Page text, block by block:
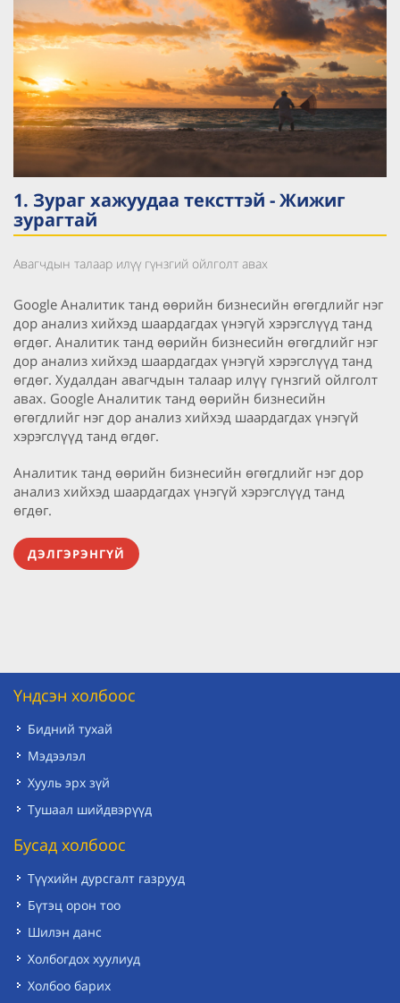
1. Зураг хажуудаа тексттэй - Жижиг
зурагтай
Авагчдын талаар илүү гүнзгий ойлголт авах
Google Аналитик танд өөрийн бизнесийн өгөгдлийг нэг
дор анализ хийхэд шаардагдах үнэгүй хэрэгслүүд танд
өгдөг. Аналитик танд өөрийн бизнесийн өгөгдлийг нэг
дор анализ хийхэд шаардагдах үнэгүй хэрэгслүүд танд
өгдөг. Худалдан авагчдын талаар илүү гүнзгий ойлголт
авах. Google Аналитик танд өөрийн бизнесийн
өгөгдлийг нэг дор анализ хийхэд шаардагдах үнэгүй
хэрэгслүүд танд өгдөг.
Аналитик танд өөрийн бизнесийн өгөгдлийг нэг дор
анализ хийхэд шаардагдах үнэгүй хэрэгслүүд танд
өгдөг.
ДЭЛГЭРЭНГҮЙ
Үндсэн холбоос
Бидний тухай
Мэдээлэл
Хууль эрх зүй
Тушаал шийдвэрүүд
Бусад холбоос
Түүхийн дурсгалт газрууд
Бүтэц орон тоо
Шилэн данс
Холбогдох хуулиуд
Холбоо барих